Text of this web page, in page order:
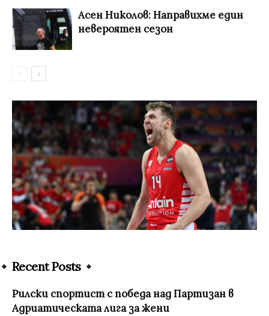
Асен Николов: Направихме един
невероятен сезон
Recent Posts
Рилски спортист с победа над Партизан в
Адриатическата лига за жени